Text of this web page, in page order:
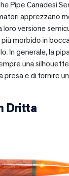
Pipe Canadesi
apprezzano
loro versione
morbido in
In generale, la
una
presa e di fornire
Dritta